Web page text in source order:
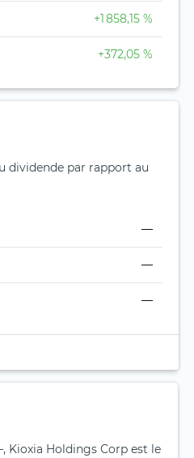
+1 858,15 %
+372,05 %
dividende par rapport au
—
—
—
Kioxia Holdings Corp est le